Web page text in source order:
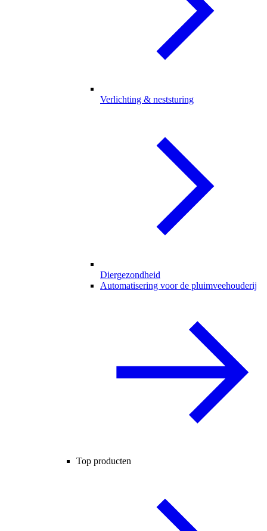
Verlichting & neststuring
Diergezondheid
Automatisering voor de pluimveehouderij
Top producten